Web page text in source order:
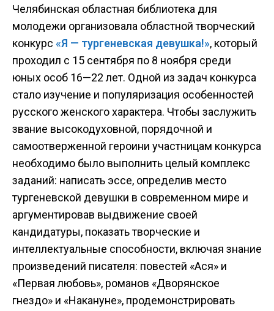
Челябинская областная библиотека для
молодежи организовала областной творческий
конкурс «Я — тургеневская девушка!», который
проходил с 15 сентября по 8 ноября среди
юных особ 16—22 лет. Одной из задач конкурса
стало изучение и популяризация особенностей
русского женского характера. Чтобы заслужить
звание высокодуховной, порядочной и
самоотверженной героини участницам конкурса
необходимо было выполнить целый комплекс
заданий: написать эссе, определив место
тургеневской девушки в современном мире и
аргументировав выдвижение своей
кандидатуры, показать творческие и
интеллектуальные способности, включая знание
произведений писателя: повестей «Ася» и
«Первая любовь», романов «Дворянское
гнездо» и «Накануне», продемонстрировать